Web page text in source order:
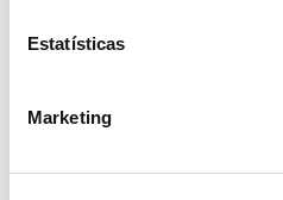
Estatísticas
Marketing
No dia 28/07, a Umana
Brasileira do Trabalho
Trabalho Temporário